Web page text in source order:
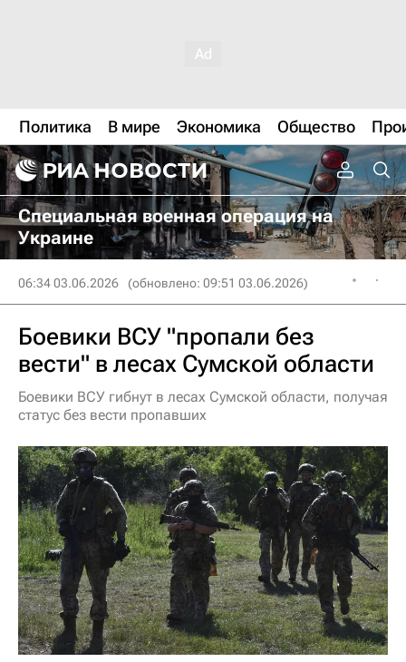
Политика В мире Экономика Общество
Специальная военная операция на
Украине
06:34 03.06.2026 (обновлено: 09:51 03.06.2026)
Боевики ВСУ "пропали без
вести" в лесах Сумской области
Боевики ВСУ гибнут в лесах Сумской области, получая
статус без вести пропавших